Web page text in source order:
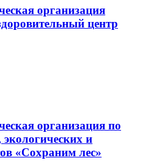
организация
центр
организация по
и
«Сохраним лес»